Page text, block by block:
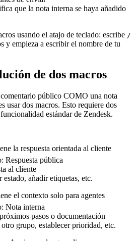
que la nota interna se haya añadido
usando el atajo de teclado: escribe /
y empieza a escribir el nombre de tu
de dos macros
público COMO una nota
usar dos macros. Esto requiere dos
estándar de Zendesk.
la respuesta orientada al cliente
Respuesta pública
al cliente
estado, añadir etiquetas, etc.
el contexto solo para agentes
Nota interna
pasos o documentación
grupo, establecer prioridad, etc.